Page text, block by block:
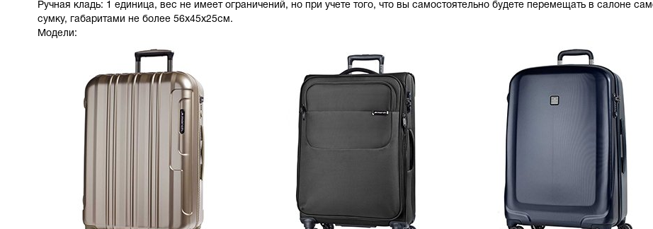
Ручная кладь: 1 единица, вес не имеет ограничений, но при учете того, что вы самостоятельно будете перемещать в салоне
сумку, габаритами не более 56x45x25см.
Модели: